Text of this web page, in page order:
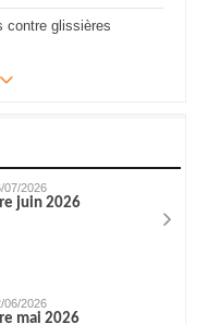
contre glissières
07/2026
juin 2026
06/2026
mai 2026